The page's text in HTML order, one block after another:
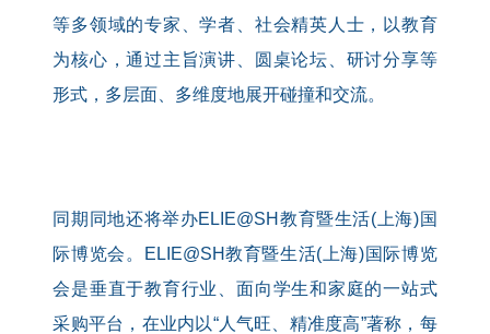
等多领域的专家、学者、社会精英人士，以教育
为核心，通过主旨演讲、圆桌论坛、研讨分享等
形式，多层面、多维度地展开碰撞和交流。
同期同地还将举办ELIE@SH教育暨生活(上海)国
际博览会。ELIE@SH教育暨生活(上海)国际博览
会是垂直于教育行业、面向学生和家庭的一站式
采购平台，在业内以“人气旺、精准度高”著称，每